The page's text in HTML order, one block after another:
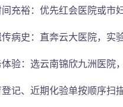
充裕：优先红会医院或市
病史：直奔云大医院，实
验：选云南锦欣九洲医院
记、近期化验单按顺序扫